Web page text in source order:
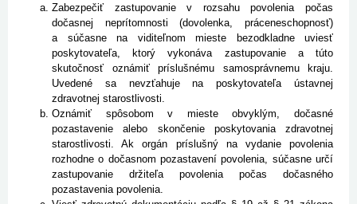
Zabezpečiť zastupovanie v rozsahu povolenia počas
dočasnej neprítomnosti (dovolenka, prácene­schopnosť)
a súčasne na viditeľnom mieste bezodkladne uviesť
poskytovateľa, ktorý vykonáva zastupovanie a túto
skutočnosť oznámiť príslušnému samosprávnemu kraju.
Uvedené sa nevzťahuje na poskytovateľa ústavnej
zdravotnej starostlivosti.
Oznámiť spôsobom v mieste obvyklým, dočasné
pozastavenie alebo skončenie poskytovania zdravotnej
starostlivosti. Ak orgán príslušný na vydanie povolenia
rozhodne o dočasnom pozastavení povolenia, súčasne určí
zastupovanie držiteľa povolenia počas dočasného
pozastavenia povolenia.